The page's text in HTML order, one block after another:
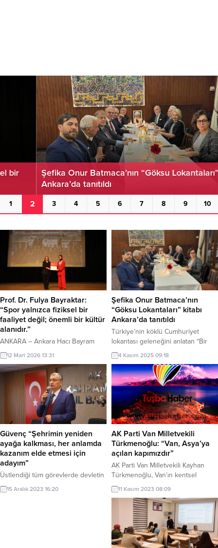
Şefika Onur Batmaca’nın “Göksu Lokantaları” kitabı
Ankara’da tanıtıldı
1 2 3 4 5 6 7 8 9 10
Prof. Dr. Fulya Bayraktar:
“Spor yalnızca fiziksel bir
faaliyet değil; önemli bir kültür
alanıdır.”
ANKARA – Ankara Hacı Bayram
Veli Üniversitesinde 8 Mart Dünya
Kadınlar Günü kapsamında
düzenlenen “Kariyerden
Madalyaya: Sporcu Kadınlar”
programında ÜNİLİG yarışmalarında
derece elde eden öğrencilere
ödülleri verildi. Üniversitenin Sağlık
Kültür ve Spor Daire Başkanlığınca
HBV İtri Yerleşkesi İtri Konferans
Salonu’nda gerçekleştirilen
programa Rektör Yardımcısı Prof.
Dr. Fulya Bayraktar, Sağlık Kültür...
12 Mart 2026 13:31
Şefika Onur Batmaca’nın
“Göksu Lokantaları” kitabı
Ankara’da tanıtıldı
Türkiye’nin köklü Cumhuriyet
lokantası geleneğini anlatan “Bir
Geleneğin Son Temsilcisi: Göksu
Lokantaları” kitabının lansmanı
Ankara’da gerçekleştirildi.
Araştırmacı yazar Şefika Onur
Batmaca tarafından kaleme alınan
kitabın tanıtımı Kızılay Göksu
Lokantası’nda yapıldı. Kitap
tanıtımına lokantanın ikinci kuşak
sahibi Gökhan Aksoy ile lokantanın
müdavimi çok sayıda seçkin misafir
katıldı. Yazar Şefika Onur Batmaca...
4 Kasım 2025 09:18
Güvenç “Şehrimin yeniden
ayağa kalkması, her anlamda
kazanım elde etmesi için
adayım”
Üstlendiği tüm görevlerde devletin
şefkatini ve hizmetlerini, kendine
has siyasi üslubuyla vatandaşlarla
15 Aralık 2023 16:20
AK Parti Van Milletvekili
Türkmenoğlu: “Van, Asya’ya
açılan kapımızdır”
AK Parti Van Milletvekili Kayhan
Türkmenoğlu, Van’ın kentsel
dönüşüm uygulamalarında İstanbul,
Ankara ve İzmir’den sonra 4. sırada
olduğunu söyledi.Türkmenoğlu,
Meclis’te AK Parti Van Milletvekili
Burhan Kayatürk ile düzenlediği
basın toplantısında, 2011 yılındaki
Van depreminden sonra 26 bin
11 Kasım 2023 08:09